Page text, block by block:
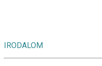
IRODALOM